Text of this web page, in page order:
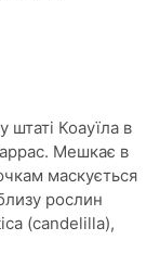
штаті Коауїла в
Мешкає в
маскується
рослин
(candelilla),